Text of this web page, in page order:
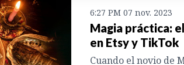
6:27 PM 07 nov. 2023
Magia práctica:
en Etsy y TikTok
Cuando el novio de